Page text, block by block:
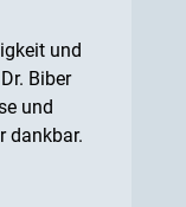
und
Biber
und
dankbar.